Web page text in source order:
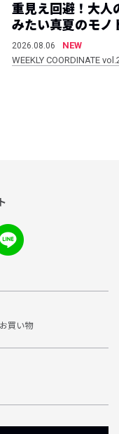
重見え回避！大人
みたい真夏のモノ
2026.08.06
NEW
WEEKLY COORDINATE
買い物